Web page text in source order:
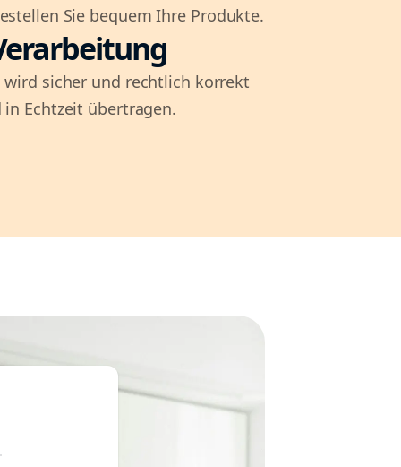
Sie bequem Ihre Produkte.
sicher und rechtlich korrekt
Echtzeit übertragen.